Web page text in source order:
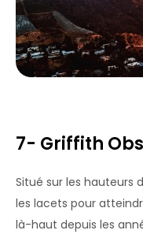
7- Griffith
Situé sur les hauteurs
les lacets pour
là-haut depuis les